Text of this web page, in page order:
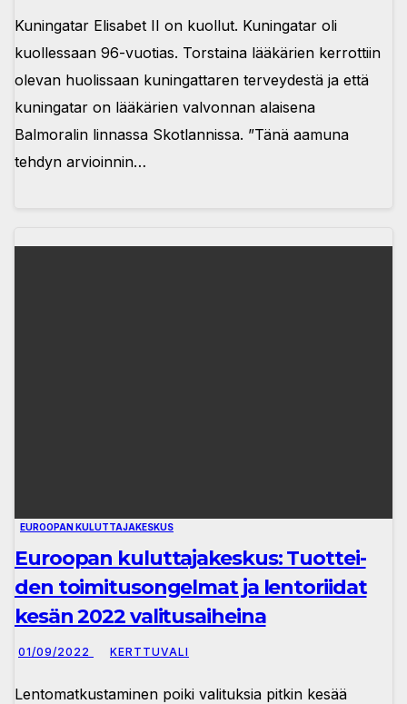
Kuningatar Elisabet II on kuollut. Kuningatar oli
kuollessaan 96-vuotias. Torstaina lääkärien kerrottiin
olevan huolissaan kuningattaren terveydestä ja että
kuningatar on lääkärien valvonnan alaisena
Balmoralin linnassa Skotlannissa. ”Tänä aamuna
tehdyn arvioinnin…
EUROOPAN KULUTTAJAKESKUS
Euroopan kuluttajakeskus: Tuot­tei­
den toi­mi­tuson­gel­mat ja len­to­rii­dat
ke­sän 2022 va­li­tusai­hei­na
01/09/2022 KERTTUVALI
Len­to­mat­kus­ta­mi­nen poi­ki va­li­tuk­sia pit­kin ke­sää